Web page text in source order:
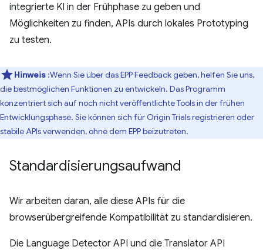
integrierte KI in der Frühphase zu geben und
Möglichkeiten zu finden, APIs durch lokales Prototyping
zu testen.
Hinweis :Wenn Sie über das EPP Feedback geben, helfen Sie uns,
die bestmöglichen Funktionen zu entwickeln. Das Programm
konzentriert sich auf noch nicht veröffentlichte Tools in der frühen
Entwicklungsphase. Sie können sich für Origin Trials registrieren oder
stabile APIs verwenden, ohne dem EPP beizutreten.
Standardisierungsaufwand
Wir arbeiten daran, alle diese APIs für die
browserübergreifende Kompatibilität zu standardisieren.
Die Language Detector API und die Translator API